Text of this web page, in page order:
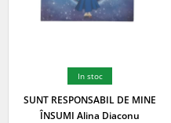
In stoc
SUNT RESPONSABIL DE MINE
ÎNSUMI Alina Diaconu